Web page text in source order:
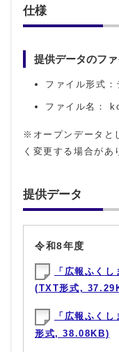
仕様
提供データのフ
ファイル形式
ファイル名：
※オープンデータと
く変更する場合があ
提供データ
令和8年度
「広報ふく
(TXT形式,
「広報ふく
形式, 38.08KB)